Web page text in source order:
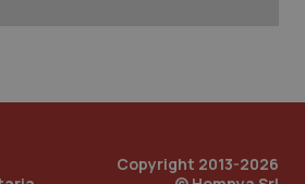
Copyright 2013-2026
.quotidianosanita.it
1